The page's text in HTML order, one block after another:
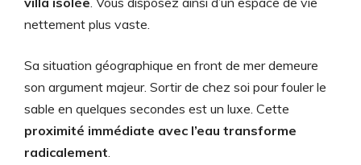
nettement plus vaste.
Sa situation géographique en front de mer demeure
son argument majeur. Sortir de chez soi pour fouler le
sable en quelques secondes est un luxe. Cette
proximité immédiate avec l’eau transforme
radicalement.